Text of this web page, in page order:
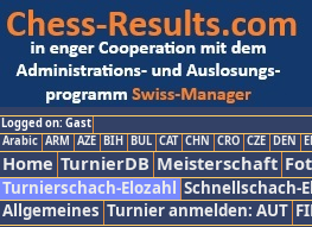
Logged on: Gast
Arabic ARM AZE BIH BUL CAT CHN CRO CZE DEN
Home TurnierDB Meisterschaft
Turnierschach-Elozahl Schnellschach-
Allgemeines Turnier anmelden: AUT